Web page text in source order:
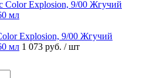
Explosion, 9/00 Жгучий
мл 1 073 руб. / шт